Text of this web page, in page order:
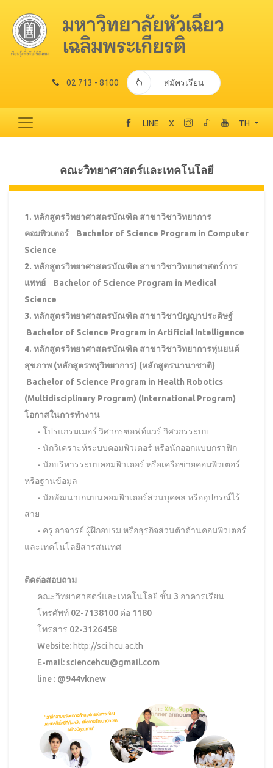
02 713 - 8100 สมัครเรียน
LINE X TH
คณะวิทยาศาสตร์และเทคโนโลยี
1. หลักสูตรวิทยาศาสตรบัณฑิต สาขาวิชาวิทยาการ
คอมพิวเตอร์ Bachelor of Science Program in Computer
Science
2. หลักสูตรวิทยาศาสตรบัณฑิต สาขาวิชาวิทยาศาสตร์การ
แพทย์ Bachelor of Science Program in Medical
Science
3. หลักสูตรวิทยาศาสตรบัณฑิต สาขาวิชาปัญญาประดิษฐ์
Bachelor of Science Program in Artificial Intelligence
4. หลักสูตรวิทยาศาสตรบัณฑิต สาขาวิชาวิทยาการหุ่นยนต์
สุขภาพ (หลักสูตรพหุวิทยาการ) (หลักสูตรนานาชาติ)
Bachelor of Science Program in Health Robotics
(Multidisciplinary Program) (International Program)
โอกาสในการทำงาน
- โปรแกรมเมอร์ วิศวกรซอฟท์แวร์ วิศวกรระบบ
- นักวิเคราะห์ระบบคอมพิวเตอร์ หรือนักออกแบบกราฟิก
- นักบริหารระบบคอมพิวเตอร์ หรือเครือข่ายคอมพิวเตอร์
หรือฐานข้อมูล
- นักพัฒนาเกมบนคอมพิวเตอร์ส่วนบุคคล หรืออุปกรณ์ไร้
สาย
- ครู อาจารย์ ผู้ฝึกอบรม หรือธุรกิจส่วนตัวด้านคอมพิวเตอร์
และเทคโนโลยีสารสนเทศ
ติดต่อสอบถาม
คณะวิทยาศาสตร์และเทคโนโลยี ชั้น 3 อาคารเรียน
โทรศัพท์ 02-7138100 ต่อ 1180
โทรสาร 02-3126458
Website: http://sci.hcu.ac.th
E-mail: sciencehcu@gmail.com
line : @944vknew